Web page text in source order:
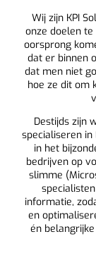
Wij zijn KPI
onze doelen
oorsprong
dat er binnen
dat men niet
hoe ze dit om
Destijds zijn
specialiseren in
in het
bedrijven op
slimme
informatie,
en
én